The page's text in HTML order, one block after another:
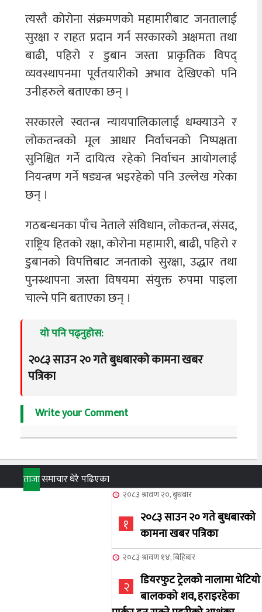
त्यस्तै कोरोना संक्रमणको महामारीबाट जनतालाई
सुरक्षा र राहत प्रदान गर्न सरकारको अक्षमता तथा
बाढी, पहिरो र डुबान जस्ता प्राकृतिक विपद्
व्यवस्थापनमा पूर्वतयारीको अभाव देखिएको पनि
उनीहरुले बताएका छन् ।
सरकारले स्वतन्त्र न्यायपालिकालाई धम्क्याउने र
लोकतन्त्रको मूल आधार निर्वाचनको निष्पक्षता
सुनिश्चित गर्ने दायित्व रहेको निर्वाचन आयोगलाई
नियन्त्रण गर्ने षड्यन्त्र भइरहेको पनि उल्लेख गरेका
छन् ।
गठबन्धनका पाँच नेताले संविधान, लोकतन्त्र, संसद,
राष्ट्रिय हितको रक्षा, कोरोना महामारी, बाढी, पहिरो र
डुबानको विपत्तिबाट जनताको सुरक्षा, उद्धार तथा
पुनस्र्थापना जस्ता विषयमा संयुक्त रुपमा पाइला
चाल्ने पनि बताएका छन् ।
यो पनि पढ्नुहोस:
२०८३ साउन २० गते बुधबारको कामना खबर
पत्रिका
Write your Comment
ताजासमाचारधेरै पढिएका
२०८३ श्रावण २०, बुधबार
१
२०८३ साउन २० गते बुधबारको
कामना खबर पत्रिका
२०८३ श्रावण १४, बिहिबार
२
डियरफुट ट्रेलको नालामा भेटियो
बालकको शव, हराइरहेका